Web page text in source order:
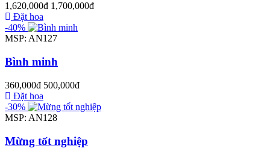
1,620,000đ 1,700,000đ
Đặt hoa
-40%
MSP: AN127
Bình minh
360,000đ 500,000đ
Đặt hoa
-30%
MSP: AN128
Mừng tốt nghiệp